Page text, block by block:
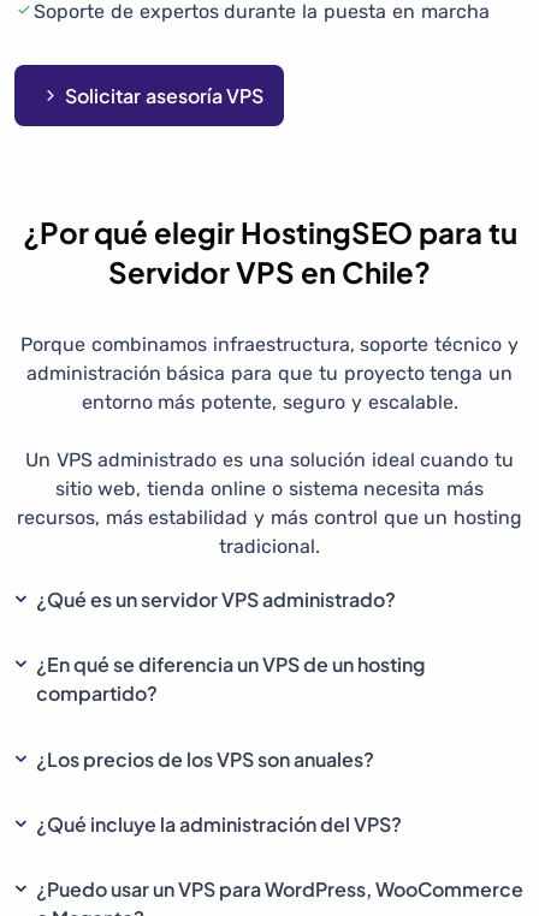
Soporte de expertos durante la puesta en marcha
Solicitar asesoría VPS
¿Por qué elegir HostingSEO para tu
Servidor VPS en Chile?
Porque combinamos infraestructura, soporte técnico y
administración básica para que tu proyecto tenga un
entorno más potente, seguro y escalable.
Un VPS administrado es una solución ideal cuando tu
sitio web, tienda online o sistema necesita más
recursos, más estabilidad y más control que un hosting
tradicional.
¿Qué es un servidor VPS administrado?
¿En qué se diferencia un VPS de un hosting
compartido?
¿Los precios de los VPS son anuales?
¿Qué incluye la administración del VPS?
¿Puedo usar un VPS para WordPress, WooCommerce